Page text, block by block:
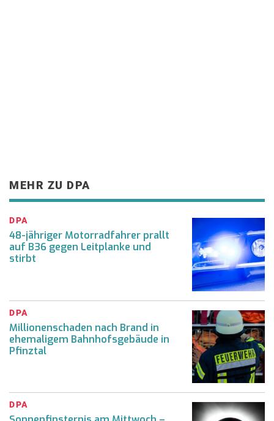
MEHR ZU DPA
DPA
48-jähriger Motorradfahrer prallt
auf B36 gegen Leitplanke und
stirbt
DPA
Millionenschaden nach Brand in
ehemaligem Bahnhofsgebäude in
Pfinztal
DPA